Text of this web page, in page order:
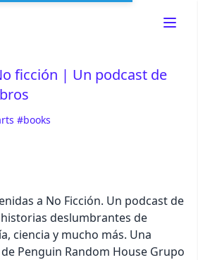
policies
ficción | Un podcast de
#books
a No Ficción. Un podcast de
deslumbrantes de
ciencia y mucho más. Una
Penguin Random House Grupo
Cancel